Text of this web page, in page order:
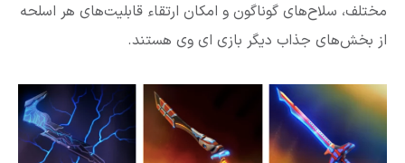
مختلف، سلاح‌های گوناگون و امکان ارتقاء قابلیت‌های هر اسلحه
از بخش‌های جذاب دیگر بازی ای وی هستند.